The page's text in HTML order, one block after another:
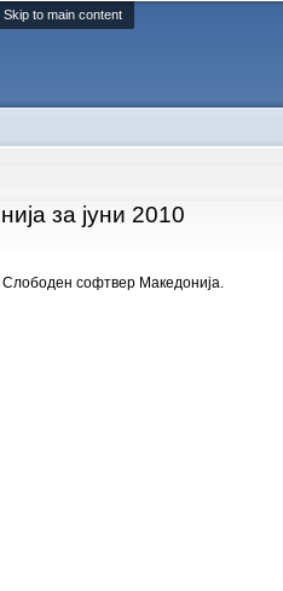
Skip to main content
за јуни 2010
софтвер Македонија.